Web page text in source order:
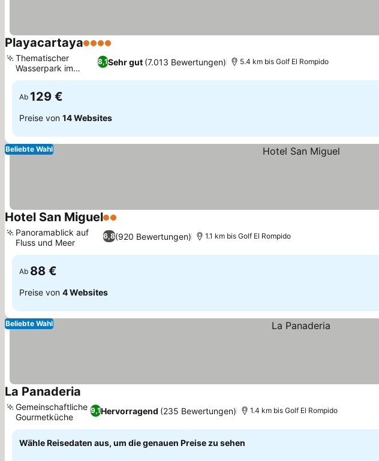
Playacartaya4 Sterne
8,1Sehr gut (7.013 Bewertungen)
Thematischer
Wasserpark im
Freien
5.4 km bis Golf El Rompido
Ab 129 €
Preise von 14 Websites
Beliebte Wahl
Hotel San Miguel2 Sterne
6,8(920 Bewertungen)
Panoramablick auf
Fluss und Meer
1.1 km bis Golf El Rompido
Ab 88 €
Preise von 4 Websites
Beliebte Wahl
La Panaderia
9,1Hervorragend (235 Bewertungen)
Gemeinschaftliche
Gourmetküche
1.4 km bis Golf El Rompido
Wähle Reisedaten aus, um die genauen Preise zu sehen